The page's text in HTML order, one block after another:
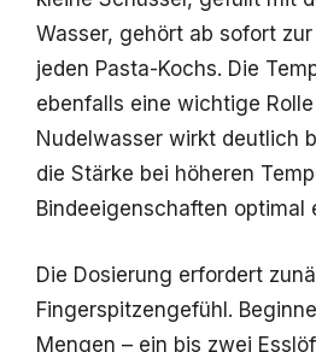
Wasser, gehört ab sofort
jeden Pasta-Kochs. Die
ebenfalls eine wichtige
Nudelwasser wirkt deutlich
die Stärke bei höheren
Bindeeigenschaften optimal
Die Dosierung erfordert
Fingerspitzengefühl.
Mengen – ein bis zwei